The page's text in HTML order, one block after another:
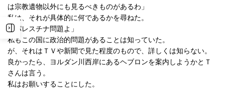
は宗教遺物以外にも見るべきものがあるわ」
私は、それが具体的に何であるかを尋ねた。
「パレスチナ問題よ」
私もこの国に政治的問題があることは知っていた。
が、それはＴＶや新聞で見た程度のもので、詳しくは知らない。
良かったら、ヨルダン川西岸にあるヘブロンを案内しようかとＴ
さんは言う。
私はお願いすることにした。